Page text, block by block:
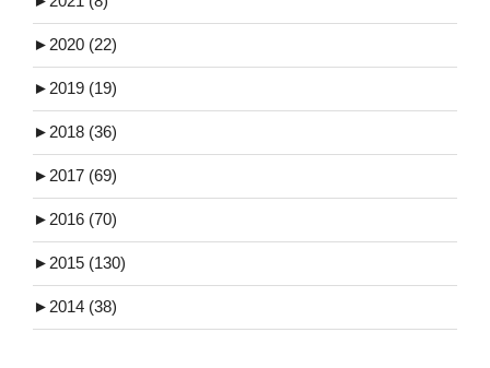
► 2020 (22)
► 2019 (19)
► 2018 (36)
► 2017 (69)
► 2016 (70)
► 2015 (130)
► 2014 (38)